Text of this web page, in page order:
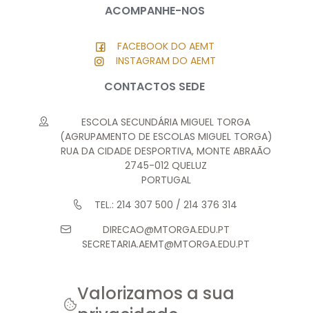
ACOMPANHE-NOS
FACEBOOK DO AEMT
INSTAGRAM DO AEMT
CONTACTOS SEDE
ESCOLA SECUNDÁRIA MIGUEL TORGA
(AGRUPAMENTO DE ESCOLAS MIGUEL TORGA)
RUA DA CIDADE DESPORTIVA, MONTE ABRAÃO
2745-012 QUELUZ
PORTUGAL
TEL.: 214 307 500 / 214 376 314
DIRECAO@MTORGA.EDU.PT
SECRETARIA.AEMT@MTORGA.EDU.PT
Valorizamos a sua